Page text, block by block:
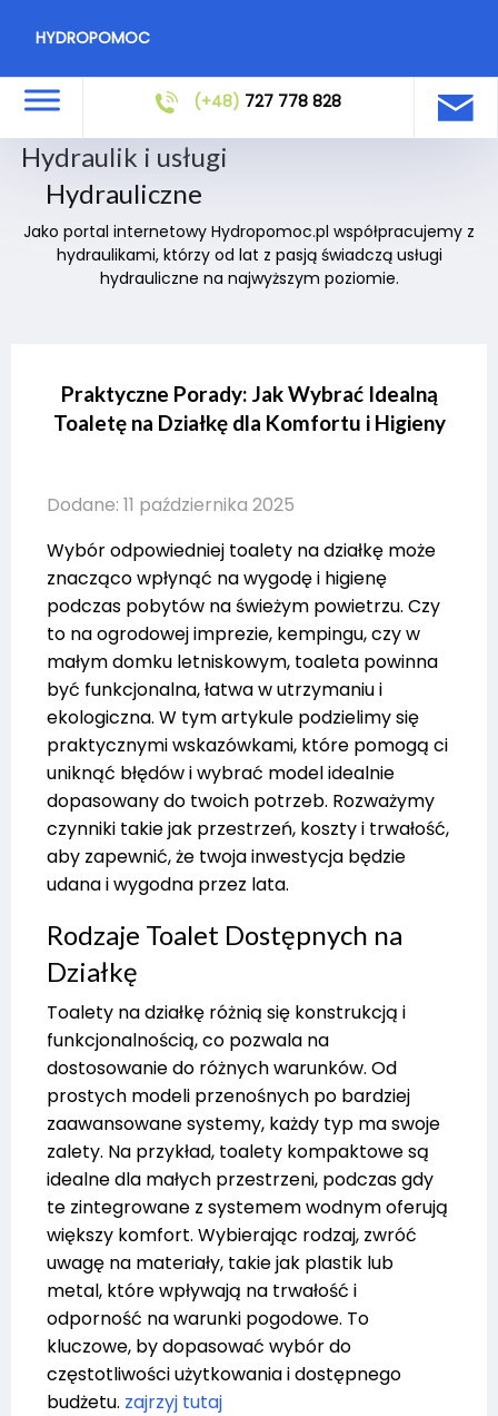
HYDROPOMOC
(+48) 727 778 828
Hydraulik i usługi
Hydrauliczne
Jako portal internetowy Hydropomoc.pl współpracujemy z
hydraulikami, którzy od lat z pasją świadczą usługi
hydrauliczne na najwyższym poziomie.
Praktyczne Porady: Jak Wybrać Idealną
Toaletę na Działkę dla Komfortu i Higieny
Dodane: 11 października 2025
Wybór odpowiedniej toalety na działkę może
znacząco wpłynąć na wygodę i higienę
podczas pobytów na świeżym powietrzu. Czy
to na ogrodowej imprezie, kempingu, czy w
małym domku letniskowym, toaleta powinna
być funkcjonalna, łatwa w utrzymaniu i
ekologiczna. W tym artykule podzielimy się
praktycznymi wskazówkami, które pomogą ci
uniknąć błędów i wybrać model idealnie
dopasowany do twoich potrzeb. Rozważymy
czynniki takie jak przestrzeń, koszty i trwałość,
aby zapewnić, że twoja inwestycja będzie
udana i wygodna przez lata.
Rodzaje Toalet Dostępnych na
Działkę
Toalety na działkę różnią się konstrukcją i
funkcjonalnością, co pozwala na
dostosowanie do różnych warunków. Od
prostych modeli przenośnych po bardziej
zaawansowane systemy, każdy typ ma swoje
zalety. Na przykład, toalety kompaktowe są
idealne dla małych przestrzeni, podczas gdy
te zintegrowane z systemem wodnym oferują
większy komfort. Wybierając rodzaj, zwróć
uwagę na materiały, takie jak plastik lub
metal, które wpływają na trwałość i
odporność na warunki pogodowe. To
kluczowe, by dopasować wybór do
częstotliwości użytkowania i dostępnego
budżetu. zajrzyj tutaj